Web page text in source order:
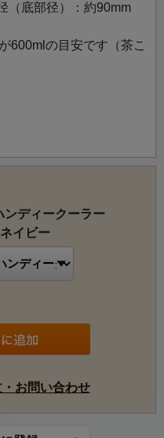
（底部径）：約90mm
600mlの目安です（茶こ
ンディークーラー
イビー
お問い合わせ